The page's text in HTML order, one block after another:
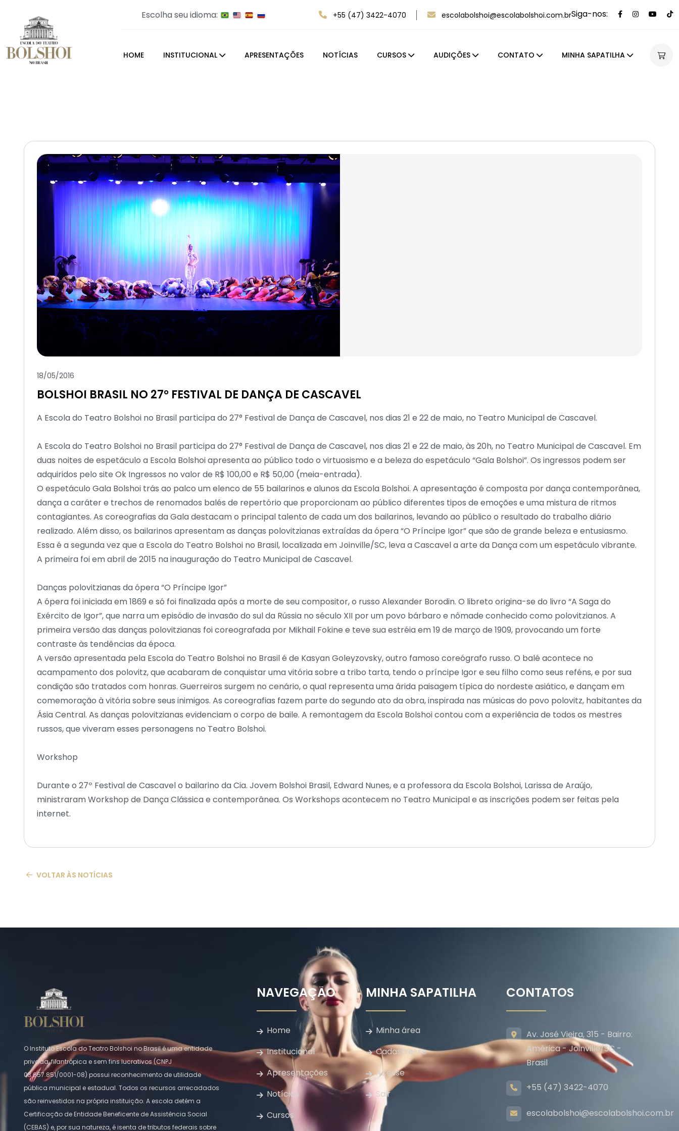
Escolha seu idioma: +55 (47) 3422-4070 escolabolshoi@escolabolshoi.com.brSiga-nos:
HOME INSTITUCIONAL APRESENTAÇÕES NOTÍCIAS CURSOS AUDIÇÕES CONTATO MINHA SAPATILHA
18/05/2016
BOLSHOI BRASIL NO 27° FESTIVAL DE DANÇA DE CASCAVEL
A Escola do Teatro Bolshoi no Brasil participa do 27° Festival de Dança de Cascavel, nos dias 21 e 22 de maio, no Teatro Municipal de Cascavel.
A Escola do Teatro Bolshoi no Brasil participa do 27° Festival de Dança de Cascavel, nos dias 21 e 22 de maio, às 20h, no Teatro Municipal de Cascavel. Em
duas noites de espetáculo a Escola Bolshoi apresenta ao público todo o virtuosismo e a beleza do espetáculo “Gala Bolshoi”. Os ingressos podem ser
adquiridos pelo site Ok Ingressos no valor de R$ 100,00 e R$ 50,00 (meia-entrada).
O espetáculo Gala Bolshoi trás ao palco um elenco de 55 bailarinos e alunos da Escola Bolshoi. A apresentação é composta por dança contemporânea,
dança a caráter e trechos de renomados balés de repertório que proporcionam ao público diferentes tipos de emoções e uma mistura de ritmos
contagiantes. As coreografias da Gala destacam o principal talento de cada um dos bailarinos, levando ao público o resultado do trabalho diário
realizado. Além disso, os bailarinos apresentam as danças polovitzianas extraídas da ópera “O Príncipe Igor” que são de grande beleza e entusiasmo.
Essa é a segunda vez que a Escola do Teatro Bolshoi no Brasil, localizada em Joinville/SC, leva a Cascavel a arte da Dança com um espetáculo vibrante.
A primeira foi em abril de 2015 na inauguração do Teatro Municipal de Cascavel.
Danças polovitzianas da ópera “O Príncipe Igor”
A ópera foi iniciada em 1869 e só foi finalizada após a morte de seu compositor, o russo Alexander Borodin. O libreto origina-se do livro “A Saga do
Exército de Igor”, que narra um episódio de invasão do sul da Rússia no século XII por um povo bárbaro e nômade conhecido como polovitzianos. A
primeira versão das danças polovitzianas foi coreografada por Mikhail Fokine e teve sua estréia em 19 de março de 1909, provocando um forte
contraste às tendências da época.
A versão apresentada pela Escola do Teatro Bolshoi no Brasil é de Kasyan Goleyzovsky, outro famoso coreógrafo russo. O balé acontece no
acampamento dos polovitz, que acabaram de conquistar uma vitória sobre a tribo tarta, tendo o príncipe Igor e seu filho como seus reféns, e por sua
condição são tratados com honras. Guerreiros surgem no cenário, o qual representa uma árida paisagem típica do nordeste asiático, e dançam em
comemoração à vitória sobre seus inimigos. As coreografias fazem parte do segundo ato da obra, inspirada nas músicas do povo polovitz, habitantes da
Ásia Central. As danças polovitzianas evidenciam o corpo de baile. A remontagem da Escola Bolshoi contou com a experiência de todos os mestres
russos, que viveram esses personagens no Teatro Bolshoi.
Workshop
Durante o 27º Festival de Cascavel o bailarino da Cia. Jovem Bolshoi Brasil, Edward Nunes, e a professora da Escola Bolshoi, Larissa de Araújo,
ministraram Workshop de Dança Clássica e contemporânea. Os Workshops acontecem no Teatro Municipal e as inscrições podem ser feitas pela
internet.
VOLTAR ÀS NOTÍCIAS
O Instituto Escola do Teatro Bolshoi no Brasil é uma entidade
privada, filantrópica e sem fins lucrativos (CNPJ
03.657.851/0001-08) possui reconhecimento de utilidade
pública municipal e estadual. Todos os recursos arrecadados
são reinvestidos na própria instituição. A escola detém a
Certificação de Entidade Beneficente de Assistência Social
(CEBAS) e, por sua natureza, é isenta de tributos federais sobre
NAVEGAÇÃO
Home
Institucional
Apresentações
Notícias
Cursos
MINHA SAPATILHA
Minha área
Cadastre-se
Acesse
Sair
CONTATOS
Av. José Vieira, 315 - Bairro:
América - Joinville/SC -
Brasil
+55 (47) 3422-4070
escolabolshoi@escolabolshoi.com.br